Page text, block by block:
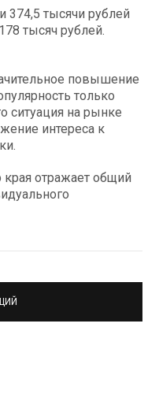
тысячи рублей
тысяч рублей.
повышение
только
ситуация на рынке
интереса к
края отражает общий